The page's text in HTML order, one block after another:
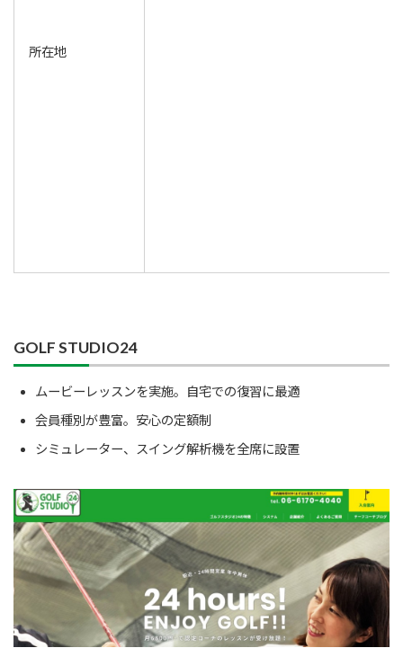
所在地
GOLF STUDIO24
ムービーレッスンを実施。自宅での復習に最適
会員種別が豊富。安心の定額制
シミュレーター、スイング解析機を全席に設置